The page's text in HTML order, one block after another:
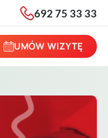
692 75 33 33
UMÓW WIZYTĘ